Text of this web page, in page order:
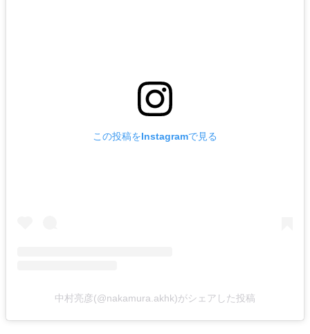
この投稿をInstagramで見る
中村亮彦(@nakamura.akhk)がシェアした投稿